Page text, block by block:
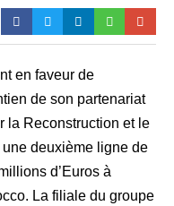
en faveur de
de son partenariat
la Reconstruction et le
deuxième ligne de
d’Euros à
La filiale du groupe